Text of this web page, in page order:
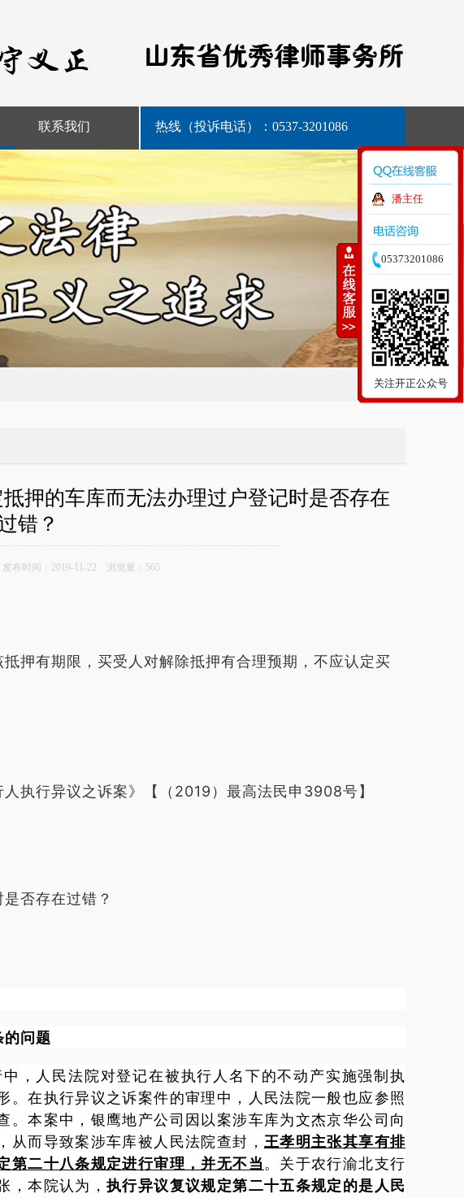
联系我们 热线（投诉电话）：0537-3201086
押的车库而无法办理过户登记时是否存在
错？
布时间：2019-11-22 浏览量： 565
押有期限，买受人对解除抵押有合理预期，不应认定买
执行异议之诉案》【（2019）最高法民申3908号】
否存在过错？
的问题
，人民法院对登记在被执行人名下的不动产实施强制执
在执行异议之诉案件的审理中，人民法院一般也应参照
本案中，银鹰地产公司因以案涉车库为文杰京华公司向
而导致案涉车库被人民法院查封， 王孝明主张其享有排
第二十八条规定进行审理，并无不当。 关于农行渝北支行
，本院认为，执行异议复议规定第二十五条规定的是人民
潘主任
05373201086
关注开正公众号